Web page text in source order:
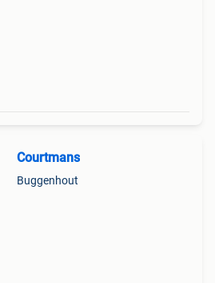
Courtmans
Buggenhout